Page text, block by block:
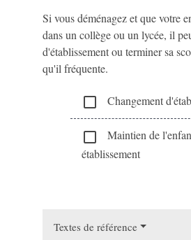
Si vous déménagez et que votre
dans un collège ou un lycée, il
d'établissement ou terminer sa
qu'il fréquente.
check_box_outline_blank Changement
check_box_outline_blank
Maintien de
établissement
Textes de référence